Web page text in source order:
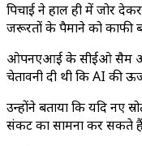
पिचाई ने हाल ही में जोर
जरूरतों के पैमाने को काफी
ओपनएआई के सीईओ सैम
चेतावनी दी थी कि AI की
उन्होंने बताया कि यदि नए
संकट का सामना कर सकते